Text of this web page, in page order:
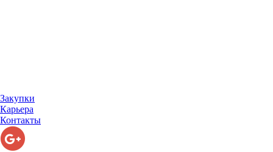
Закупки
Карьера
Контакты